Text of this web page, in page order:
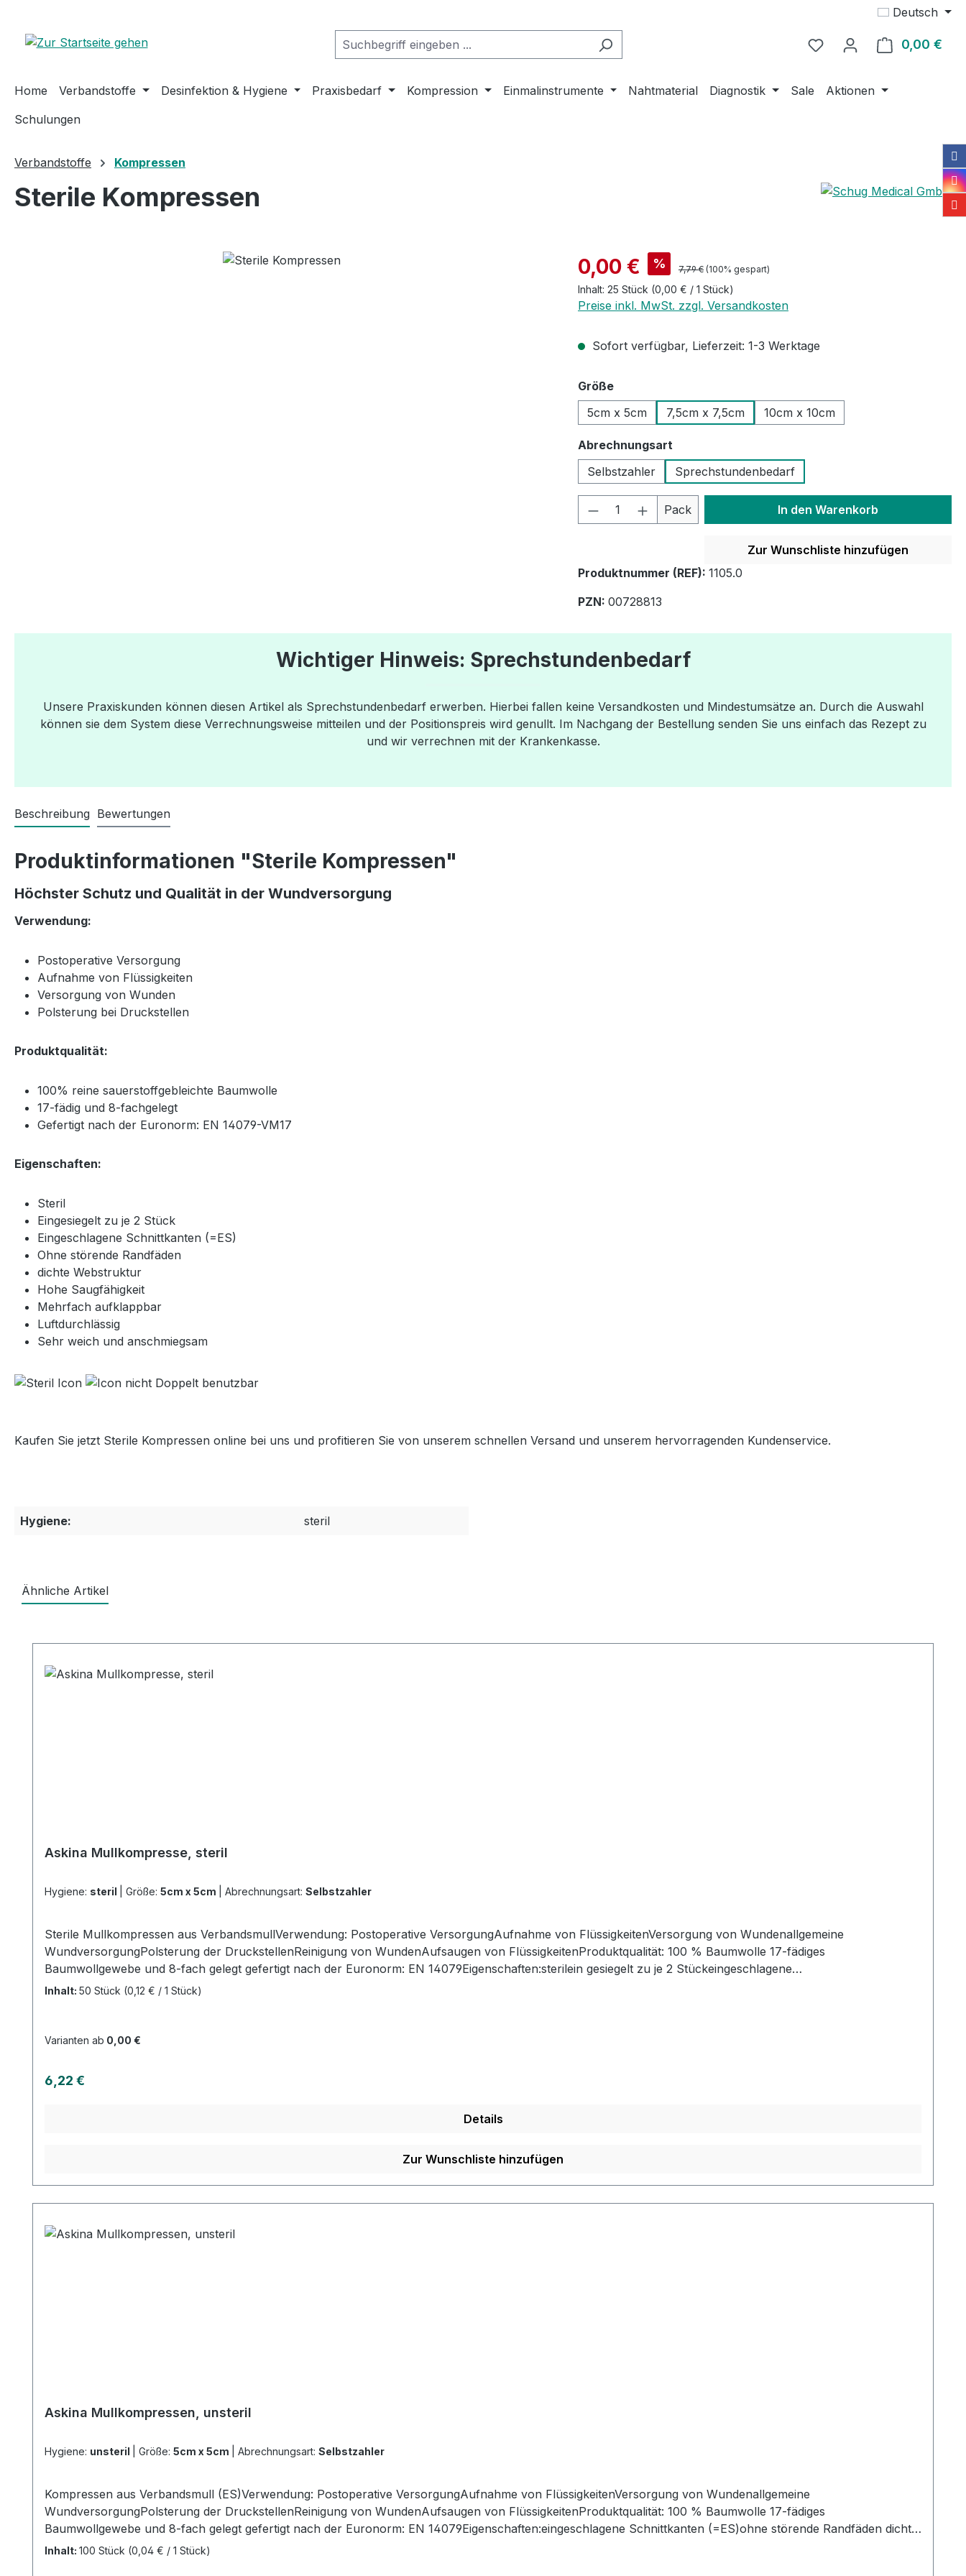
Deutsch
0,00 €
Home Verbandstoffe Desinfektion & Hygiene Praxisbedarf Kompression Einmalinstrumente Nahtmaterial Diagnostik Sale
Aktionen
Schulungen
Verbandstoffe Kompressen
Sterile Kompressen
Verkaufspreis:
0,00 € % Regulärer Preis:
7,79 € (100% gespart)
Inhalt: 25 Stück (0,00 € / 1 Stück)
Preise inkl. MwSt. zzgl. Versandkosten
Sofort verfügbar, Lieferzeit: 1-3 Werktage
Größeauswählen
5cm x 5cm
7,5cm x 7,5cm 10cm x 10cm
Abrechnungsart
Selbstzahler
Sprechstundenbedarf
Produkt Anzahl: Gib den gewünschten Wert
Pack In den Warenkorb
Zur Wunschliste hinzufügen
Produktnummer (REF): 1105.0
PZN: 00728813
Wichtiger Hinweis: Sprechstundenbedarf
Unsere Praxiskunden können diesen Artikel als Sprechstundenbedarf erwerben. Hierbei fallen keine Versandkosten und Mindestumsätze an. Durch die Auswahl
können sie dem System diese Verrechnungsweise mitteilen und der Positionspreis wird genullt. Im Nachgang der Bestellung senden Sie uns einfach das Rezept zu
und wir verrechnen mit der Krankenkasse.
Beschreibung Bewertungen
Produktinformationen "Sterile Kompressen"
Höchster Schutz und Qualität in der Wundversorgung
Verwendung:
Postoperative Versorgung
Aufnahme von Flüssigkeiten
Versorgung von Wunden
Polsterung bei Druckstellen
Produktqualität:
100% reine sauerstoffgebleichte Baumwolle
17-fädig und 8-fachgelegt
Gefertigt nach der Euronorm: EN 14079-VM17
Eigenschaften:
Steril
Eingesiegelt zu je 2 Stück
Eingeschlagene Schnittkanten (=ES)
Ohne störende Randfäden
dichte Webstruktur
Hohe Saugfähigkeit
Mehrfach aufklappbar
Luftdurchlässig
Sehr weich und anschmiegsam
Kaufen Sie jetzt Sterile Kompressen online bei uns und profitieren Sie von unserem schnellen Versand und unserem hervorragenden Kundenservice.
Hygiene: steril
Ähnliche Artikel
Askina Mullkompresse, steril
Hygiene: steril Größe: 5cm x 5cm Abrechnungsart: Selbstzahler
Sterile Mullkompressen aus VerbandsmullVerwendung: Postoperative VersorgungAufnahme von FlüssigkeitenVersorgung von Wundenallgemeine
WundversorgungPolsterung der DruckstellenReinigung von WundenAufsaugen von FlüssigkeitenProduktqualität: 100 % Baumwolle 17-fädiges
Baumwollgewebe und 8-fach gelegt gefertigt nach der Euronorm: EN 14079Eigenschaften:sterilein gesiegelt zu je 2 Stückeingeschlagene
Schnittkanten(=ES)ohne störende Randfäden dichte Webstruktur hohe Saugfähigkeit mehrfach aufklappbarLuftdurchlässig sehr weich und anschmiegsam
Inhalt: 50 Stück (0,12 € / 1 Stück)
Varianten ab 0,00 €
Regulärer Preis:
6,22 €
Details
Zur Wunschliste hinzufügen
Askina Mullkompressen, unsteril
Hygiene: unsteril Größe: 5cm x 5cm Abrechnungsart: Selbstzahler
Kompressen aus Verbandsmull (ES)Verwendung: Postoperative VersorgungAufnahme von FlüssigkeitenVersorgung von Wundenallgemeine
WundversorgungPolsterung der DruckstellenReinigung von WundenAufsaugen von FlüssigkeitenProduktqualität: 100 % Baumwolle 17-fädiges
Baumwollgewebe und 8-fach gelegt gefertigt nach der Euronorm: EN 14079Eigenschaften:eingeschlagene Schnittkanten (=ES)ohne störende Randfäden dichte
Webstruktur hohe Saugfähigkeit mehrfach aufklappbarLuftdurchlässig sehr weich und anschmiegsam Kaufen Sie jetzt unsterile Askina Mullkompressen online
Inhalt: 100 Stück (0,04 € / 1 Stück)